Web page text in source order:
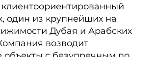
клиентоориентированный
один из крупнейших на
Дубая и Арабских
возводит